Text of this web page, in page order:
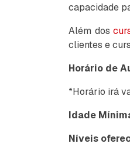
capacidade
Além dos
clientes e
Horário de
*Horário irá
Idade
Níveis